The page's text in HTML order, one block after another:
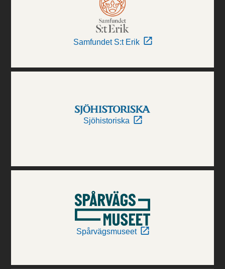
Samfundet S:t Erik
Sjöhistoriska
Spårvägsmuseet